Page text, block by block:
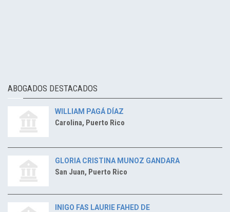
ABOGADOS DESTACADOS
WILLIAM PAGÁ DÍAZ
Carolina, Puerto Rico
GLORIA CRISTINA MUNOZ GANDARA
San Juan, Puerto Rico
INIGO FAS LAURIE FAHED DE